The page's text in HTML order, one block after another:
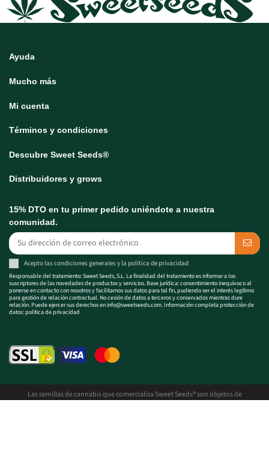
Ayuda
Mucho más
Mi cuenta
Términos y condiciones
Descubre Sweet Seeds®
Distribuidores y grows
15% DTO en tu primer pedido uniéndote a nuestra
comunidad.
Acepto lascondiciones generalesy la política de privacidad
Responsable del tratamiento: Sweet Seeds, S.L. La finalidad del tratamiento es informar a los
suscriptores de las novedades de productos y servicios. Base jurídica: consentimiento inequívoco al
ponerse en contacto con nosotros y facilitarnos sus datos para tal fin, pudiendo ser el interés legítimo
para gestión de relación contractual. No cesión de datos a terceros y conservados mientras dure
relación. Puede ejercer sus derechos eninfo@sweetseeds.com. Información completa protección de
datos:política de privacidad
Las semillas de cannabis que comercializa Sweet Seeds® son objetos de